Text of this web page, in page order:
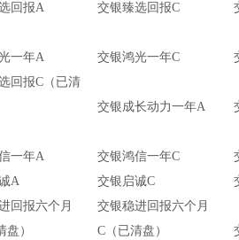
回报A
交银臻选回报C
一年A 交银鸿光一年C
回报C（已清
交银成长动力一年A
一年A 交银鸿信一年C
A
交银启诚C
回报六个月
盘）
交银稳进回报六个月
C（已清盘）